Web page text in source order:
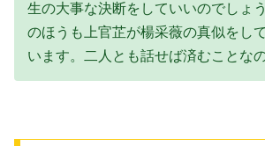
生の大事な決断をしていいのでしょ
のほうも上官芷が楊采薇の真似をし
います。二人とも話せば済むことな